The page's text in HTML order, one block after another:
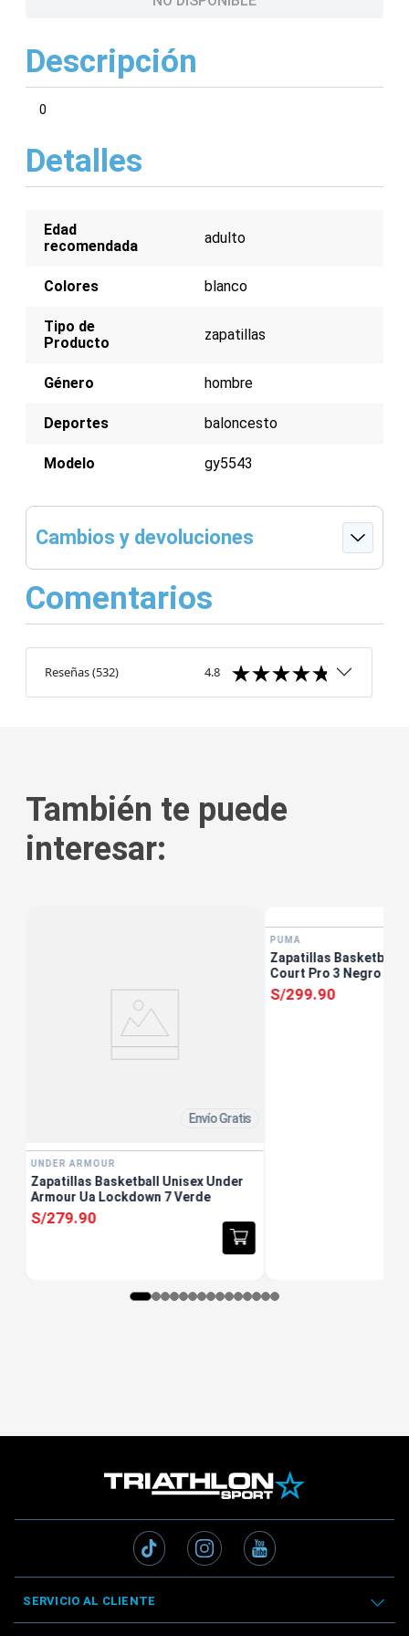
Descripción
0
Detalles
Edad
recomendada
adulto
Colores blanco
Tipo de
Producto
zapatillas
Género hombre
Deportes baloncesto
Modelo gy5543
Cambios y devoluciones
Comentarios
Reseñas(532) 4.8
También te puede
interesar:
Envío Gratis
UNDER ARMOUR
Zapatillas Basketball Unisex Under
Armour Ua Lockdown 7 Verde
S/279.90
PUMA
Zapatillas Basketball
Court Pro 3 Negro
S/299.90
SERVICIO AL CLIENTE